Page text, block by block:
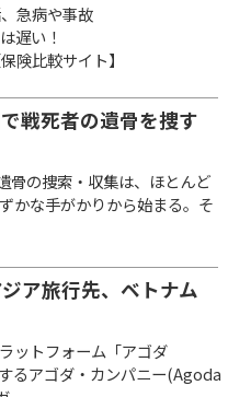
急病や事故
遅い！
険比較サイト】
戦死者の遺骨を捜す
骨の捜索・収集は、ほとんど
かな手がかりから始まる。そ
ア旅行先、ベトナム
ットフォーム「アゴダ
るアゴダ・カンパニー(Agoda